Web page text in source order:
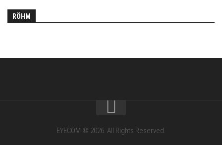
RÖHM
EYECOM © 2026. All Rights Reserved.